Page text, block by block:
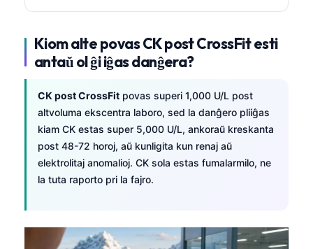
Kiom alte povas CK post CrossFit esti
antaŭ ol ĝi iĝas danĝera?
CK post CrossFit povas superi 1,000 U/L post
altvoluma ekscentra laboro, sed la danĝero pliiĝas
kiam CK estas super 5,000 U/L, ankoraŭ kreskanta
post 48-72 horoj, aŭ kunligita kun renaj aŭ
elektrolitaj anomalioj. CK sola estas fumalarmilo, ne
la tuta raporto pri la fajro.